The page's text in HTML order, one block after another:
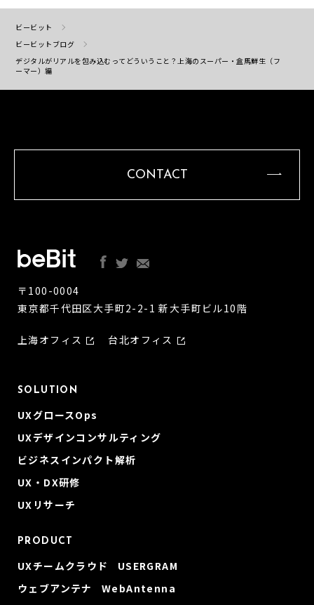
ビービット
ビービットブログ
デジタルがリアルを包み込むってどういうこと？上海のスーパー・盒馬鮮生（フ
ーマー）編
CONTACT
〒100-0004
東京都千代田区大手町2-2-1 新大手町ビル10階
上海オフィス 台北オフィス
SOLUTION
UXグロースOps
UXデザインコンサルティング
ビジネスインパクト解析
UX・DX研修
UXリサーチ
PRODUCT
UXチームクラウド USERGRAM
ウェブアンテナ WebAntenna